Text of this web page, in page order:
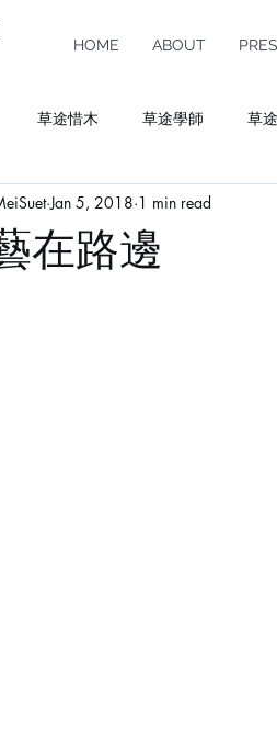
HOME ABOUT
草途惜木 草途學師 草
Learn Culture
在路邊
Jan 5, 2018 1 min read